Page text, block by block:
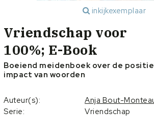
inkijkexemplaar
Vriendschap voor
100%; E-Book
Boeiend meidenboek over de
impact van woorden
Auteur(s):
Anja Bout-
Serie:
Vriendschap